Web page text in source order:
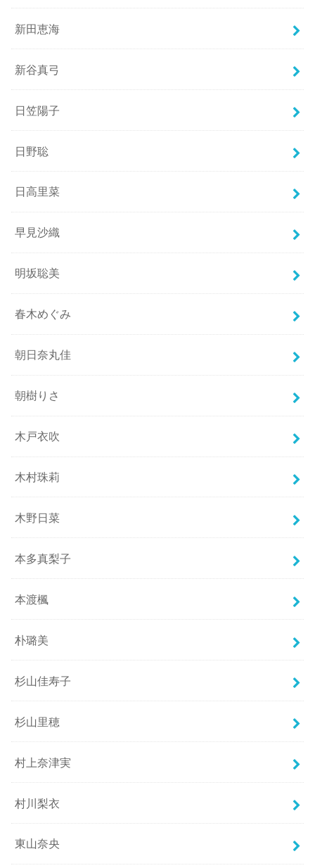
新田恵海
新谷真弓
日笠陽子
日野聡
日高里菜
早見沙織
明坂聡美
春木めぐみ
朝日奈丸佳
朝樹りさ
木戸衣吹
木村珠莉
木野日菜
本多真梨子
本渡楓
朴璐美
杉山佳寿子
杉山里穂
村上奈津実
村川梨衣
東山奈央